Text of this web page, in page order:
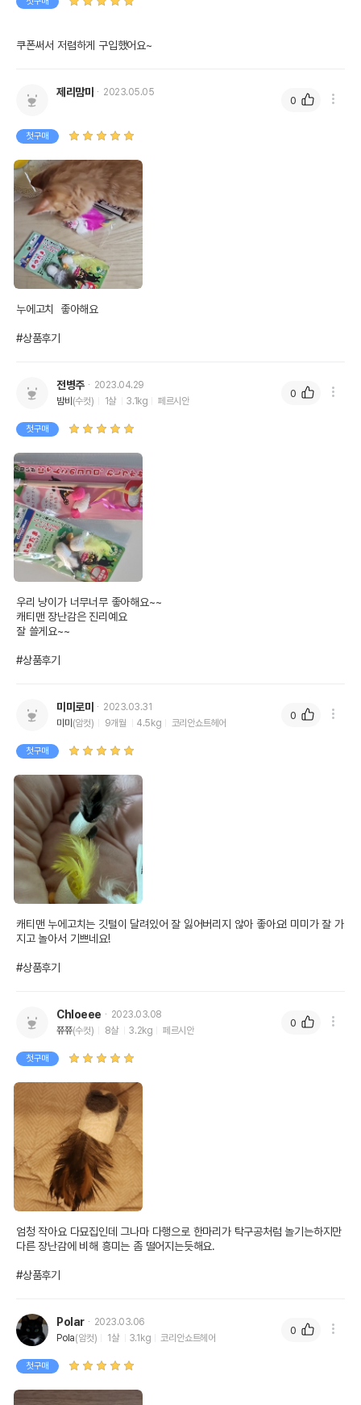
쿠폰써서 저렴하게 구입했어요~
제리맘마 2023.05.05
첫구매
누에고치  좋아해요
#상품후기
0
전병주
2023.04.29
밤비 (수컷) 1살 3.1kg 페르시안
첫구매
우리 냥이가 너무너무 좋아해요~~
캐티맨 장난감은 진리예요
잘 쓸게요~~
#상품후기
0
미미로미
2023.03.31
미미 (암컷) 9개월 4.5kg 코리안쇼트헤어
첫구매
캐티맨 누에고치는 깃털이 달려있어 잘 잃어버리지 않아 좋아요! 미미가 잘 가
지고 놀아서 기쁘네요!
#상품후기
0
Chloeee
2023.03.08
쮸쮸(수컷) 8살 3.2kg 페르시안
첫구매
엄청 작아요 다묘집인데 그나마 다행으로 한마리가 탁구공처럼 놀기는하지만
다른 장난감에 비해 흥미는 좀 떨어지는듯해요.
#상품후기
0
Polar
2023.03.06
Pola(암컷) 1살 3.1kg 코리안쇼트헤어
첫구매
0